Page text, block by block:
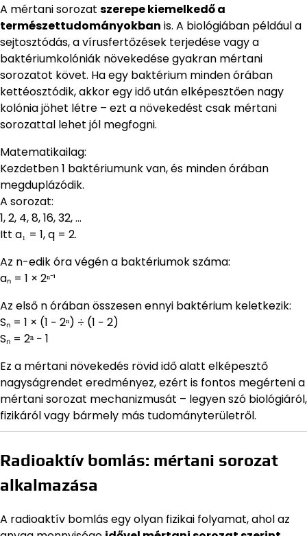
A mértani sorozat szerepe kiemelkedő a
természettudományokban is. A biológiában például a
sejtosztódás, a vírusfertőzések terjedése vagy a
baktériumkolóniák növekedése gyakran mértani
sorozatot követ. Ha egy baktérium minden órában
kettéosztódik, akkor egy idő után elképesztően nagy
kolónia jöhet létre – ezt a növekedést csak mértani
sorozattal lehet jól megfogni.
Matematikailag:
Kezdetben 1 baktériumunk van, és minden órában
megduplázódik.
A sorozat:
1, 2, 4, 8, 16, 32, …
Itt a₁ = 1, q = 2.
Az n-edik óra végén a baktériumok száma:
aₙ = 1 × 2ⁿ⁻¹
Az első n órában összesen ennyi baktérium keletkezik:
Sₙ = 1 × (1 − 2ⁿ) ÷ (1 − 2)
Sₙ = 2ⁿ − 1
Ez a mértani növekedés rövid idő alatt elképesztő
nagyságrendet eredményez, ezért is fontos megérteni a
mértani sorozat mechanizmusát – legyen szó biológiáról,
fizikáról vagy bármely más tudományterületről.
Radioaktív bomlás: mértani sorozat
alkalmazása
A radioaktív bomlás egy olyan fizikai folyamat, ahol az